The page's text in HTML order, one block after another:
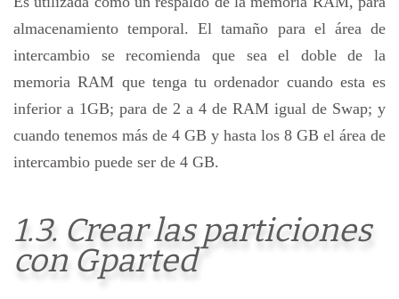
almacenamiento temporal. El tamaño para el área de
intercambio se recomienda que sea el doble de la
memoria RAM que tenga tu ordenador cuando esta es
inferior a 1GB; para de 2 a 4 de RAM igual de Swap; y
cuando tenemos más de 4 GB y hasta los 8 GB el área de
intercambio puede ser de 4 GB.
1.3. Crear las particiones
con Gparted